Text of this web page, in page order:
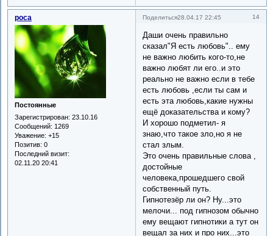
Поделиться 14
28.04.17 22:45
роса
Постоянные
Зарегистрирован: 23.10.16
Сообщений: 1269
Уважение: +15
Позитив: 0
Последний визит:
02.11.20 20:41
Даши очень правильно
сказал"Я есть любовь".. ему
не важно любить кого-то,не
важно любят ли его..и это
реально не важно если в тебе
есть любовь ,если ты сам и
есть эта любовь,какие нужны
ещё доказательства и кому?
И хорошо подметил- я
знаю,что такое зло,но я не
стал злым.
Это очень правильные слова ,
достойные
человека,прошедшего свой
собственный путь.
Гипнотезёр ли он? Ну...это
мелочи... под гипнозом обычно
ему вещают гипнотики а тут он
вещал за них и про них...это